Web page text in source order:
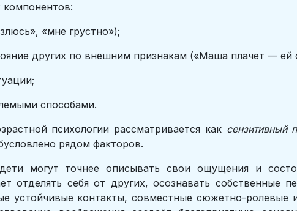
«мне грустно»);
других по внешним признакам («Маша плачет — ей
способами.
психологии рассматривается как сензитивный
рядом факторов.
могут точнее описывать свои ощущения и
отделять себя от других, осознавать собственные
устойчивые контакты, совместные сюжетно-ролевые